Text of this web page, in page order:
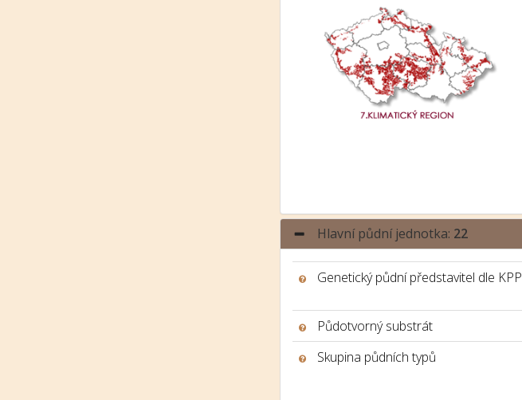
Hlavní půdní jednotka: 22
Genetický půdní představitel dle KPP
Půdotvorný substrát
Skupina půdních typů